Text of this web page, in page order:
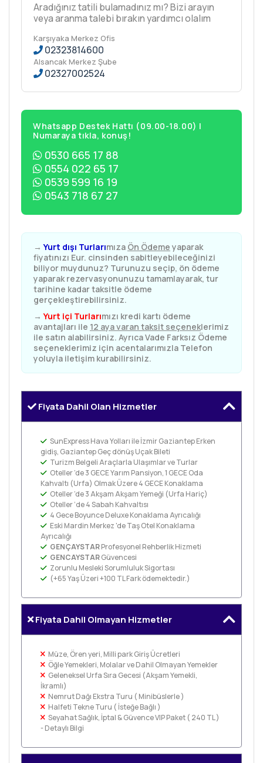
Aradığınız tatili bulamadınız mı? Bizi arayın
veya aranma talebi bırakın yardımcı olalım
Karşıyaka Merkez Ofis
02323814600
Alsancak Merkez Şube
02327002524
Whatsapp Destek Hattı (09.00-18.00) |
Numaraya tıkla, konuş!
0530 665 17 88
0554 022 65 17
0539 599 16 19
0543 718 67 27
→Yurt dışı Turlarımıza Ön Ödeme yaparak
fiyatınızı Eur. cinsinden sabitleyebileceğinizi
biliyor muydunuz? Turunuzu seçip, ön ödeme
yaparak rezervasyonunuzu tamamlayarak, tur
tarihine kadar taksitle ödeme
gerçekleştirebilirsiniz.
→Yurt içi Turlarımızı kredi kartı ödeme
avantajları ile 12 aya varan taksit seçeneklerimiz
ile satın alabilirsiniz. Ayrıca Vade Farksız Ödeme
seçeneklerimiz için acentalarımızla Telefon
yoluyla iletişim kurabilirsiniz.
Fiyata Dahil Olan Hizmetler
SunExpress Hava Yolları ile İzmir Gaziantep Erken
gidiş, Gaziantep Geç dönüş Uçak Bileti
Turizm Belgeli Araçlarla Ulaşımlar ve Turlar
Oteller ’de 3 GECE Yarım Pansiyon, 1 GECE Oda
Kahvaltı (Urfa) Olmak Üzere 4 GECE Konaklama
Oteller ’de 3 Akşam Akşam Yemeği (Urfa Hariç)
Oteller ‘de 4 Sabah Kahvaltısı
4 Gece Boyunce Deluxe Konaklama Ayrıcalığı
Eski Mardin Merkez 'de Taş Otel Konaklama
Ayrıcalığı
GENÇAYSTARProfesyonel Rehberlik Hizmeti
GENCAYSTARGüvencesi
Zorunlu Mesleki Sorumluluk Sigortası
(+65 Yaş Üzeri +100 TL Fark ödemektedir.)
Fiyata Dahil Olmayan Hizmetler
Müze, Ören yeri, Milli park Giriş Ücretleri
Öğle Yemekleri, Molalar ve Dahil Olmayan Yemekler
Geleneksel Urfa Sıra Gecesi (Akşam Yemekli,
İkramlı)
Nemrut Dağı Ekstra Turu ( Minibüslerle )
Halfeti Tekne Turu ( İsteğe Bağlı )
Seyahat Sağlık, İptal & Güvence VIP Paket ( 240 TL )
-Detaylı Bilgi